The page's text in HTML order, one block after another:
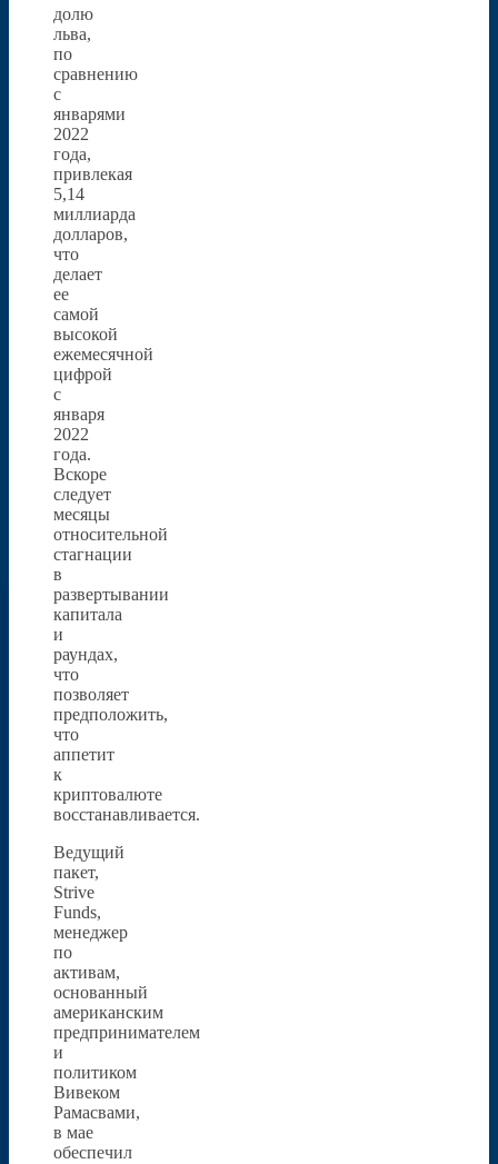
долю
льва,
по
сравнению
с
январями
2022
года,
привлекая
5,14
миллиарда
долларов,
что
делает
ее
самой
высокой
ежемесячной
цифрой
с
января
2022
года.
Вскоре
следует
месяцы
относительной
стагнации
в
развертывании
капитала
и
раундах,
что
позволяет
предположить,
что
аппетит
к
криптовалюте
восстанавливается.
Ведущий
пакет,
Strive
Funds,
менеджер
по
активам,
основанный
американским
предпринимателем
и
политиком
Вивеком
Рамасвами,
в мае
обеспечил